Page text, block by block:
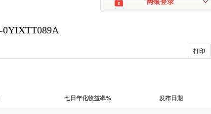
网银登录
打印
七日年化收益率% 发布日期